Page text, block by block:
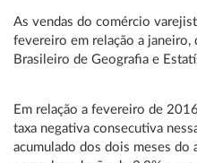
As vendas do comércio
fevereiro em relação a
Brasileiro de Geografia e
Em relação a fevereiro de
taxa negativa consecutiva
acumulado dos dois meses do